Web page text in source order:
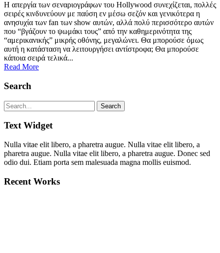
Η απεργία των σεναριογράφων του Hollywood συνεχίζεται, πολλές
σειρές κινδυνεύουν με παύση εν μέσω σεζόν και γενικότερα η
ανησυχία των fan των show αυτών, αλλά πολύ περισσότερο αυτών
που “βγάζουν το ψωμάκι τους” από την καθημερινότητα της
“αμερικανικής” μικρής οθόνης, μεγαλώνει. Θα μπορούσε όμως
αυτή η κατάσταση να λειτουργήσει αντίστροφα; Θα μπορούσε
κάποια σειρά τελικά...
Read More
Search
Text Widget
Nulla vitae elit libero, a pharetra augue. Nulla vitae elit libero, a
pharetra augue. Nulla vitae elit libero, a pharetra augue. Donec sed
odio dui. Etiam porta sem malesuada magna mollis euismod.
Recent Works